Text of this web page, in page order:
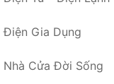
Điện Gia Dụng
Nhà Cửa Đời Sống